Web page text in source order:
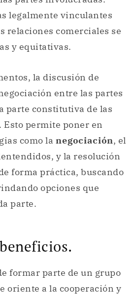
legalmente vinculantes
relaciones comerciales se
y equitativas.
la discusión de
entre las partes
parte constitutiva de las
. Esto permite poner en
como la negociación, el
y la resolución
forma práctica, buscando
opciones que
parte.
formar parte de un grupo
oriente a la cooperación y